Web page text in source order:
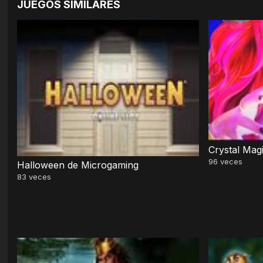
JUEGOS SIMILARES
Halloween de Microgaming
83 veces
Crystal
96 veces